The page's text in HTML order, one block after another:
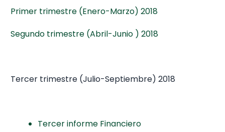
Primer trimestre (Enero-Marzo) 2018
Segundo trimestre (Abril-Junio ) 2018
Tercer trimestre (Julio-Septiembre) 2018
Tercer informe Financiero